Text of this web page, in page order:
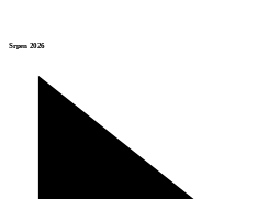
Srpen 2026